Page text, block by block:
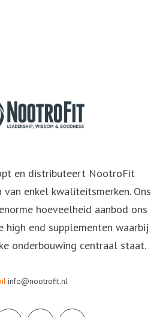
en distributeert NootroFit
enkel kwaliteitsmerken. Ons
hoeveelheid aanbod ons
high end supplementen waarbij
onderbouwing centraal staat.
info@nootrofit.nl